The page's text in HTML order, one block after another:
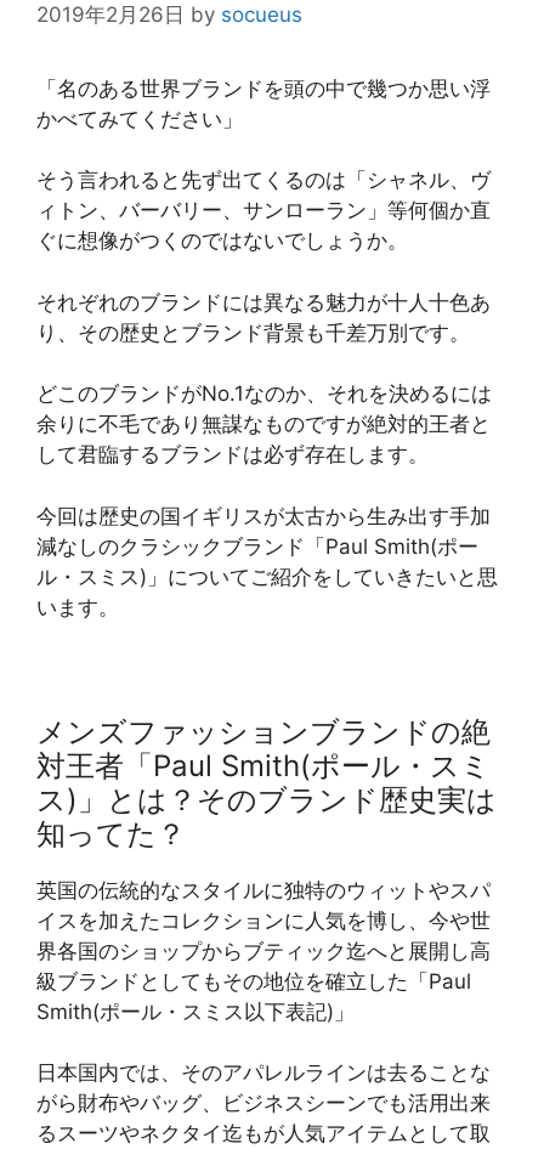
2019年2月26日 by socueus
「名のある世界ブランドを頭の中で幾つか思い浮
かべてみてください」
そう言われると先ず出てくるのは「シャネル、ヴ
ィトン、バーバリー、サンローラン」等何個か直
ぐに想像がつくのではないでしょうか。
それぞれのブランドには異なる魅力が十人十色あ
り、その歴史とブランド背景も千差万別です。
どこのブランドがNo.1なのか、それを決めるには
余りに不毛であり無謀なものですが絶対的王者と
して君臨するブランドは必ず存在します。
今回は歴史の国イギリスが太古から生み出す手加
減なしのクラシックブランド「Paul Smith(ポー
ル・スミス)」についてご紹介をしていきたいと思
います。
メンズファッションブランドの絶
対王者「Paul Smith(ポール・スミ
ス)」とは？そのブランド歴史実は
知ってた？
英国の伝統的なスタイルに独特のウィットやスパ
イスを加えたコレクションに人気を博し、今や世
界各国のショップからブティック迄へと展開し高
級ブランドとしてもその地位を確立した「Paul
Smith(ポール・スミス以下表記)」
日本国内では、そのアパレルラインは去ることな
がら財布やバッグ、ビジネスシーンでも活用出来
るスーツやネクタイ迄もが人気アイテムとして取